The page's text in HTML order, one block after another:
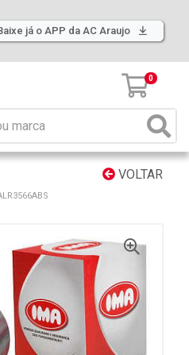
já o APP da AC Araujo
0
VOLTAR